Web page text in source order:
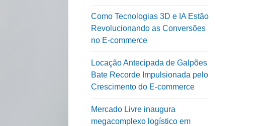
Como Tecnologias 3D e IA Estão
Revolucionando as Conversões
no E-commerce
Locação Antecipada de Galpões
Bate Recorde Impulsionada pelo
Crescimento do E-commerce
Mercado Livre inaugura
megacomplexo logístico em